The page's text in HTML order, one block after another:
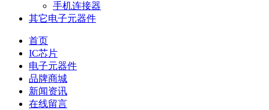
手机连接器
其它电子元器件
首页
IC芯片
电子元器件
品牌商城
新闻资讯
在线留言